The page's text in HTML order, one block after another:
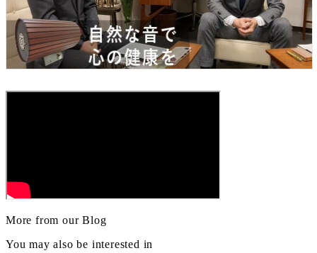
More from our Blog
You may also be interested in